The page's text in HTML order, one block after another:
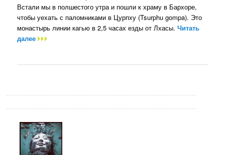
Встали мы в полшестого утра и пошли к храму в Бархоре,
чтобы уехать с паломниками в Цурпху (Tsurphu gompa). Это
монастырь линии кагью в 2,5 часах езды от Лхасы.Читать
далее